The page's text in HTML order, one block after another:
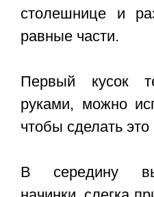
столешнице и
равные части.
Первый кусок
руками, можно
чтобы сделать
В середину